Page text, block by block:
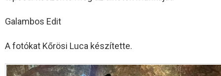
Galambos Edit
A fotókat Kőrösi Luca készítette.